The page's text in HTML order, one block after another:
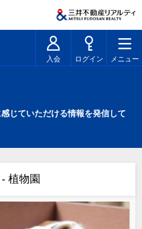
入会 ログイン メニュー
じていただける情報を発信して
植物園